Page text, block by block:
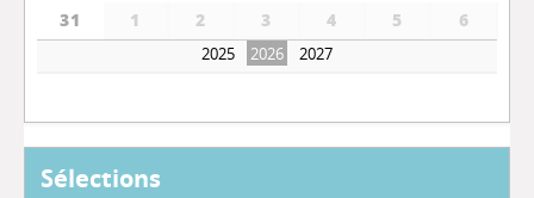
31
1 2 3 4 5 6
2025 2026 2027
Sélections